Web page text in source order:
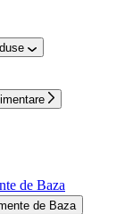
de Baza
de Baza